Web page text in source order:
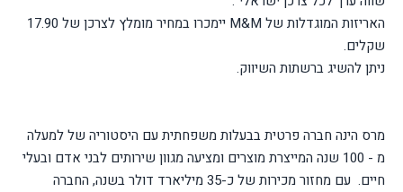
האריזות המוגדלות של M&M יימכרו במחיר מומלץ לצרכן של 17.90
שקלים.
ניתן להשיג ברשתות השיווק.
מרס הינה חברה פרטית בבעלות משפחתית עם היסטוריה של למעלה
מ - 100 שנה המייצרת מוצרים ומציעה מגוון שירותים לבני אדם ובעלי
חיים. עם מחזור מכירות של כ-35 מיליארד דולר בשנה, החברה